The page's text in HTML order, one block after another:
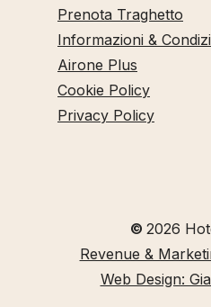
Prenota Traghetto
Informazioni &
Airone Plus
Cookie Policy
Privacy Policy
© 2026
Revenue &
Web Design: